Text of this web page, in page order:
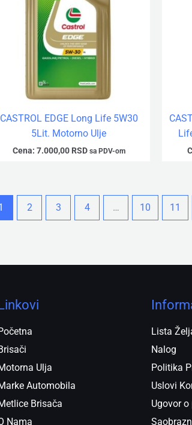
CASTROL EDGE Long Life 5W30
5Lit. Motorno Ulje
Cena: 7.000,00 RSD sa PDV-om
2 3 4 … 10 11
Ulja
Automobila
Brisača
Nama
Lista
Nalog
Politika
Uslovi
Ugovor